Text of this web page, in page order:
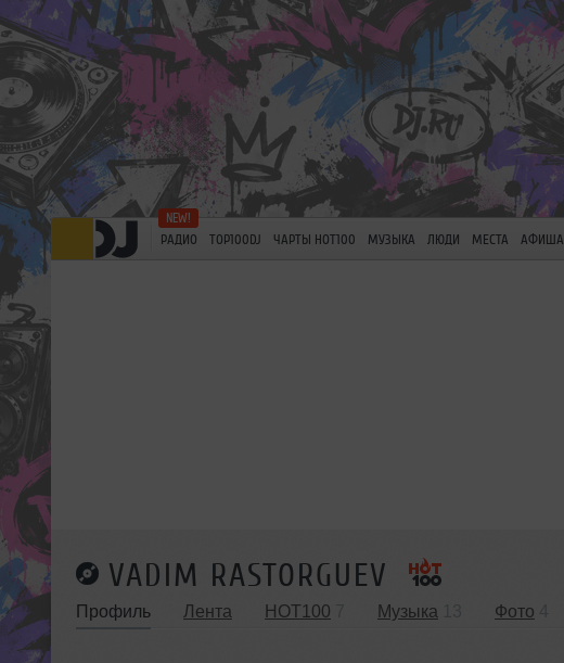
РАДИО TOP100DJ ЧАРТЫ HOT100 МУЗЫКА ЛЮДИ МЕСТА АФИША
VADIM RASTORGUEV
Профиль Лента HOT100 Музыка Фото